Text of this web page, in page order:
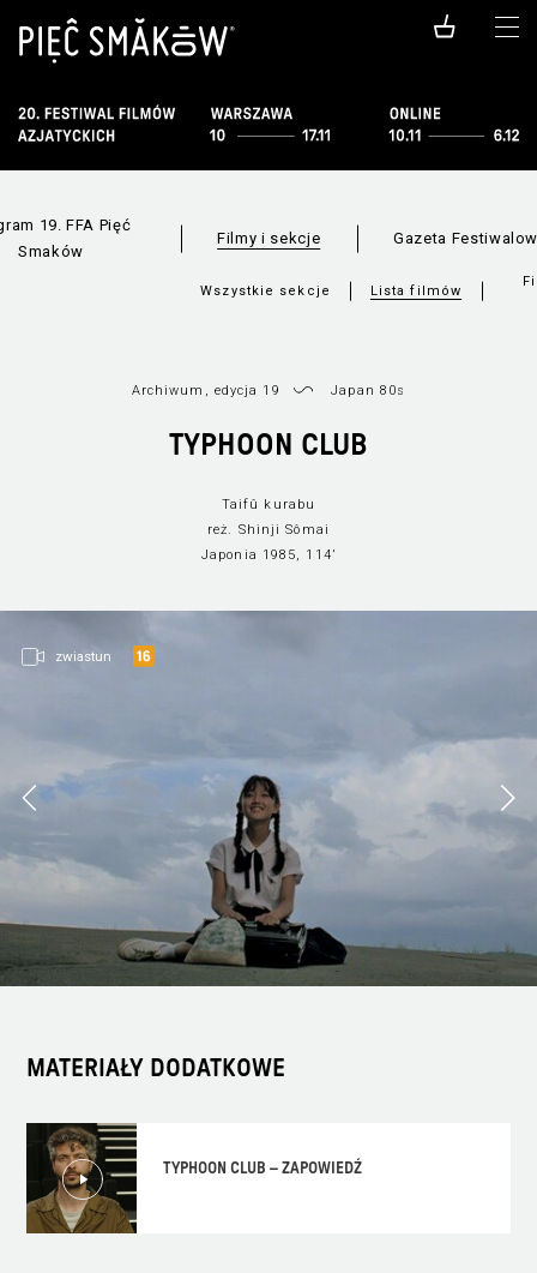
19. FFA Pięć
Smaków
Filmy i sekcje
Wszystkie sekcje Lista filmów
Gazeta
Archiwum, edycja 19 Japan 80s
TYPHOON CLUB
Taifû kurabu
reż. Shinji Sômai
Japonia 1985, 114’
zwiastun
MATERIAŁY DODATKOWE
TYPHOON CLUB – ZAPOWIEDŹ